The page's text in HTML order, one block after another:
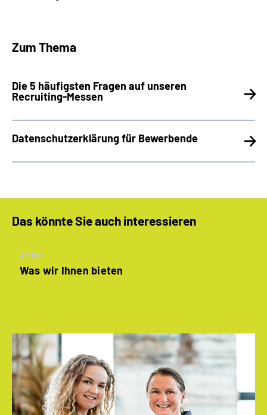
Zum Thema
Die 5 häufigsten Fragen auf unseren
Recruiting-Messen
Datenschutzerklärung für Bewerbende
Das könnte Sie auch interessieren
Artikel
Was wir Ihnen bieten